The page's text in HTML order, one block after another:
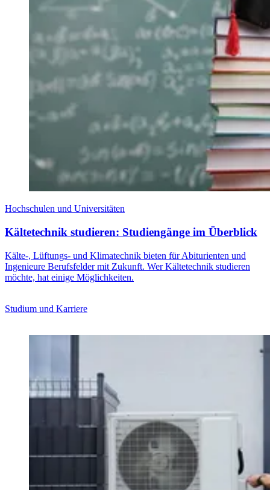
Hochschulen und Universitäten
Kältetechnik studieren: Studiengänge im Überblick
Kälte-, Lüftungs- und Klimatechnik bieten für Abiturienten und
Ingenieure Berufsfelder mit Zukunft. Wer Kältetechnik studieren
möchte, hat einige Möglichkeiten.
Studium und Karriere